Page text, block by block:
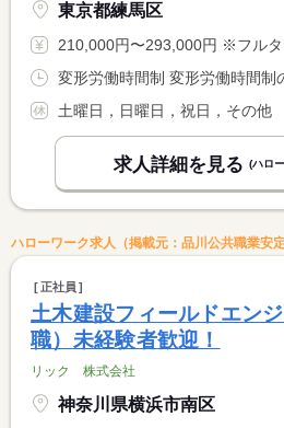
東京都練馬区
210,000円〜293,000円 ※フルタイム求人の場合は月額（換算額）、パ
土曜日，日曜日，祝日，その他
求人詳細を見る (ハロ
ハローワーク求人（掲載元：品川公共職業安定
正社員
土木建設フィールドエン
職）未経験者歓迎！
リック 株式会社
神奈川県横浜市南区